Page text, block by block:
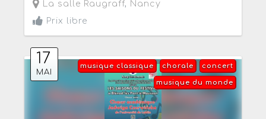
La salle Raugraff, Nancy
Prix libre
17
MAI
concert
chorale
musique classique
musique du monde